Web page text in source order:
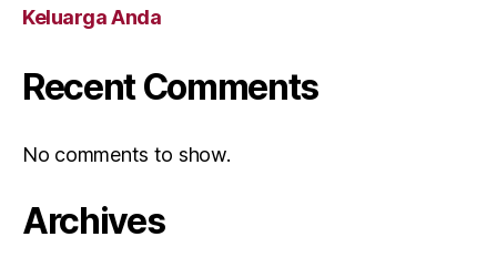
Keluarga Anda
Recent Comments
No comments to show.
Archives